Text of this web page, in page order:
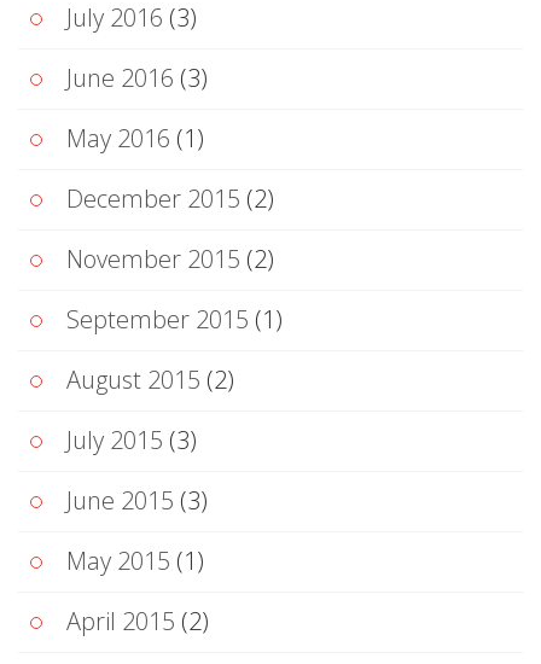
July 2016 (3)
June 2016 (3)
May 2016 (1)
December 2015 (2)
November 2015 (2)
September 2015 (1)
August 2015 (2)
July 2015 (3)
June 2015 (3)
May 2015 (1)
April 2015 (2)